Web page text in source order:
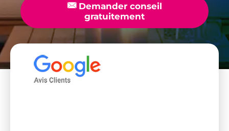
📧Demander conseil
gratuitement